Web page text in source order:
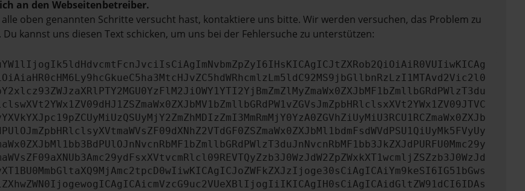
an den Webseitenbetreiber.
oben genannten Schritte versucht hast, kontaktiere uns bitte. Wir werden versuchen, das Problem zu
Du kannst uns diesen Text schicken, um uns bei der Fehlersuche zu unterstützen: